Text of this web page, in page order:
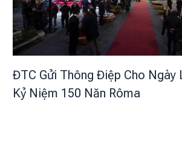
ĐTC Gửi Thông Điệp Cho Ngày
Kỷ Niệm 150 Năn Rôma